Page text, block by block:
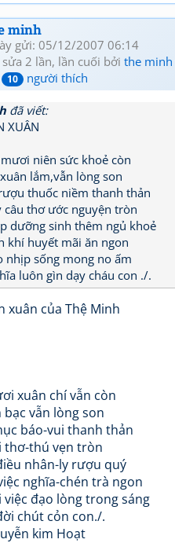
minh
gửi: 05/12/2007 06:14
2 lần, lần cuối bởi the minh
10 người thích
đã viết:
XUÂN
niên sức khoẻ còn
lắm,vẫn lòng son
thuốc niềm thanh thản
câu thơ ước nguyện tròn
dưỡng sinh thêm ngủ khoẻ
khí huyết mãi ăn ngon
nhịp sống mong no ấm
luôn gìn dạy cháu con ./.
xuân của Thệ Minh
xuân chí vẫn còn
vẫn lòng son
báo-vui thanh thản
thơ-thú vẹn tròn
nhân-ly rượu quý
nghĩa-chén trà ngon
việc đạo lòng trong sáng
chút cỏn con./.
kim Hoạt